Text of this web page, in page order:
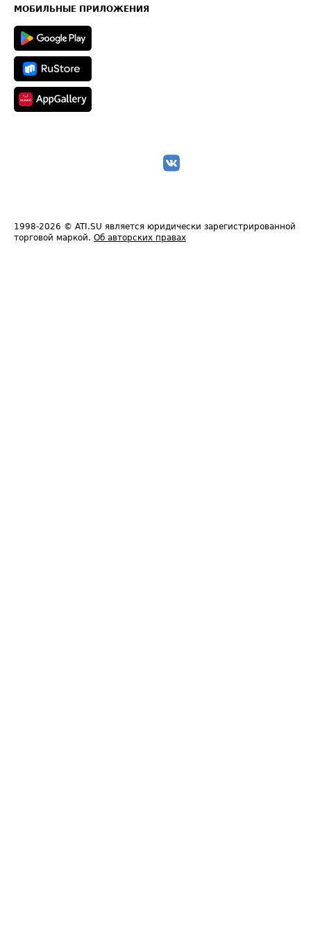
Техническая информация
МОБИЛЬНЫЕ ПРИЛОЖЕНИЯ
1998-2026 © ATI.SU является юридически зарегистрированной
торговой маркой. Об авторских правах